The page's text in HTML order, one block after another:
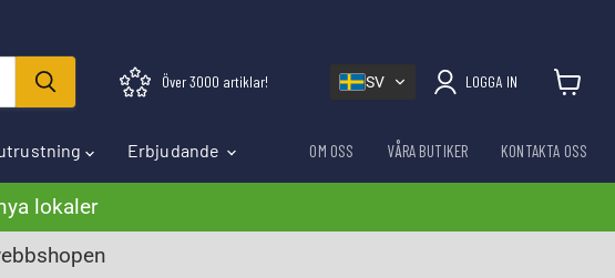
Över 3000 artiklar! SV LOGGA IN
Erbjudande OM OSS VÅRA BUTIKER KONTAKTA OSS
lokaler